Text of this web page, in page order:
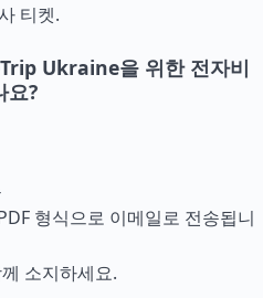
티켓.
Ukraine을 위한 전자비
요?
형식으로 이메일로 전송됩니
소지하세요.